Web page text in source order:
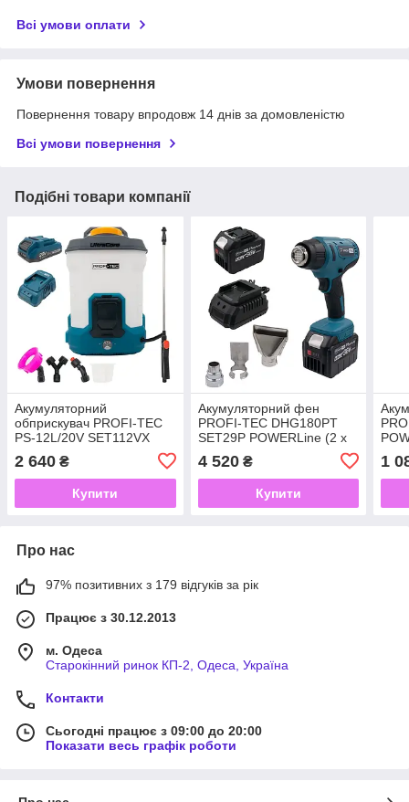
Всі умови оплати
Умови повернення
Повернення товару впродовж 14 днів за домовленістю
Всі умови повернення
Подібні товари компанії
Акумуляторний
обприскувач PROFI-TEC
PS-12L/20V SET112VX
зарядний пристрій)
2 640 ₴
Купити
Акумуляторний фен
PROFI-TEC DHG180PT
SET29P POWERLine (2 х
пристрій)
4 520₴
Купити
1
Про нас
97% позитивних з 179 відгуків за рік
Працює з 30.12.2013
м. Одеса
Старокінний ринок КП-2, Одеса, Україна
Контакти
Сьогодні працює з 09:00 до 20:00
Показати весь графік роботи